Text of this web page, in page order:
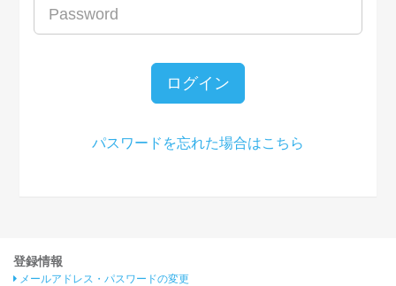
ログイン
パスワードを忘れた場合はこちら
登録情報
メールアドレス・パスワードの変更